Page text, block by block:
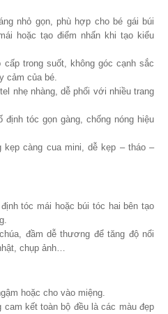
nhỏ gọn, phù hợp cho bé gái búi
hoặc tạo điểm nhấn khi tạo kiểu
trong suốt, không góc cạnh sắc
cảm của bé.
nhẹ nhàng, dễ phối với nhiều trang
tóc gọn gàng, chống nóng hiệu
kẹp càng cua mini, dễ kẹp – tháo –
tóc mái hoặc búi tóc hai bên tạo
đầm dễ thương để tăng độ nổi
chụp ảnh…
hoặc cho vào miệng.
cam kết toàn bộ đều là các màu đẹp